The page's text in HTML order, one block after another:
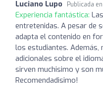
Luciano Lupo Publicada en
Experiencia fantástica:
entretenidas. A pesar de
adapta el contenido en
los estudiantes. Además,
adicionales sobre el
sirven muchisimo y son
Recomendadisimo!